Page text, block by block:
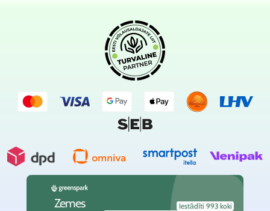
Zemes
Iestādīti 993 koki